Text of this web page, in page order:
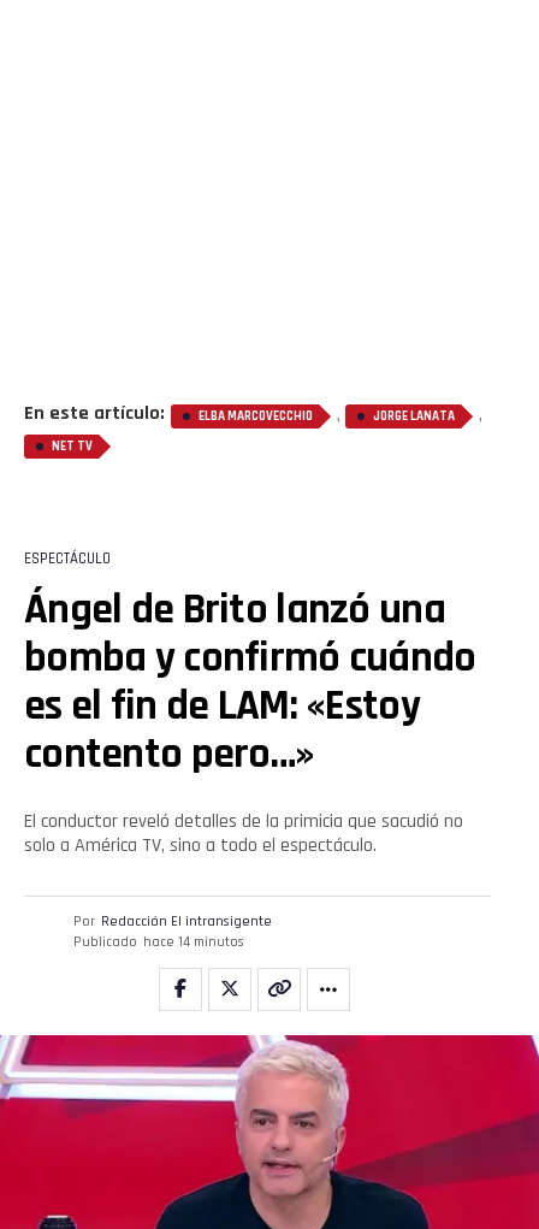
En este artículo: ELBA MARCOVECCHIO , JORGE LANATA ,
NET TV
ESPECTÁCULO
Ángel de Brito lanzó una
bomba y confirmó cuándo
es el fin de LAM: «Estoy
contento pero…»
El conductor reveló detalles de la primicia que sacudió no
solo a América TV, sino a todo el espectáculo.
Por Redacción El intransigente
Publicado hace 14 minutos